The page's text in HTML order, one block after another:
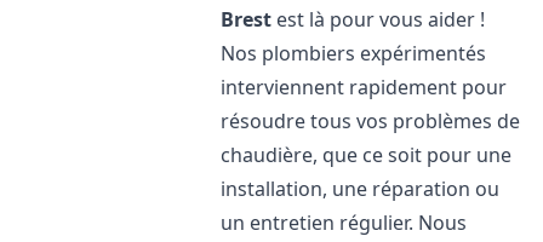
Brest est là pour vous aider !
Nos plombiers expérimentés
interviennent rapidement pour
résoudre tous vos problèmes de
chaudière, que ce soit pour une
installation, une réparation ou
un entretien régulier. Nous